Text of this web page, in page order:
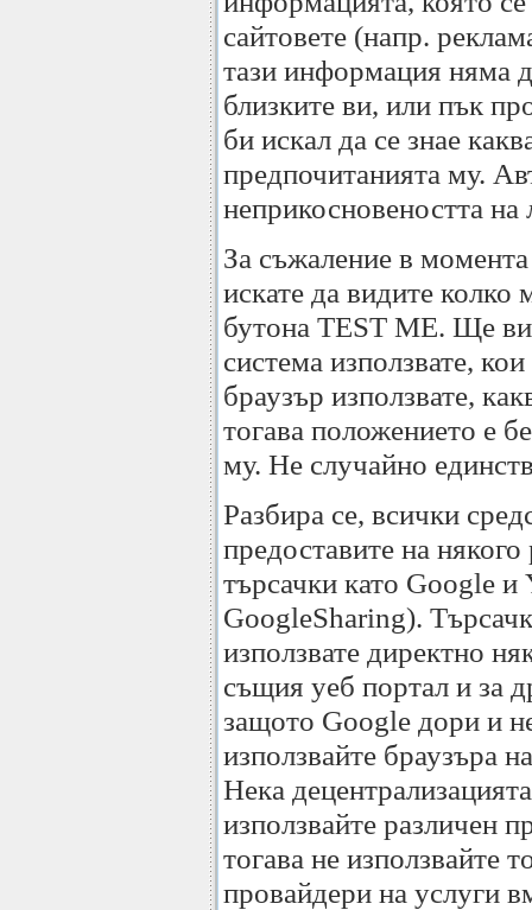
сайтовете (напр.
тази информация няма
близките ви, или пък
би искал да се знае
предпочитанията му.
неприкосновеността на
За съжаление в
искате да видите
бутона TEST ME. Ще
система използвате,
браузър използвате,
тогава положението е
му. Не случайно
Разбира се, всички
предоставите на
търсачки като Google
GoogleSharing).
използвате директно
същия уеб портал и за
защото Google дори и
използвайте браузъра
Нека
използвайте различен
тогава не използвайте
провайдери на услуги